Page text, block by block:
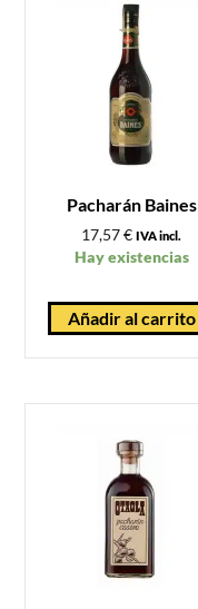
Pacharán Baines
17,57€ IVA incl.
Hay existencias
Añadir al carrito